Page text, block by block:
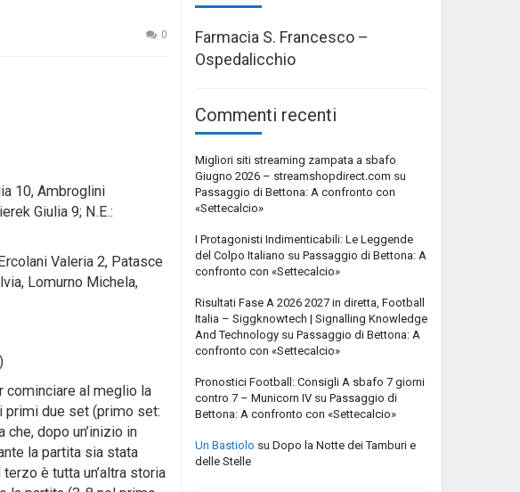
0
10, Ambroglini
Giulia 9; N.E.:
Valeria 2, Patasce
Lomurno Michela,
cominciare al meglio la
primi due set (primo set:
dopo un’inizio in
la partita sia stata
è tutta un’altra storia
Farmacia S. Francesco –
Ospedalicchio
Commenti recenti
Migliori siti streaming zampata a sbafo
Giugno 2026 – streamshopdirect.com su
Passaggio di Bettona: A confronto con
«Settecalcio»
I Protagonisti Indimenticabili: Le Leggende
del Colpo Italiano su Passaggio di Bettona: A
confronto con «Settecalcio»
Risultati Fase A 2026 2027 in diretta, Football
Italia – Siggknowtech | Signalling Knowledge
And Technology su Passaggio di Bettona: A
confronto con «Settecalcio»
Pronostici Football: Consigli A sbafo 7 giorni
contro 7 – Municorn IV su Passaggio di
Bettona: A confronto con «Settecalcio»
Un Bastiolo su Dopo la Notte dei Tamburi e
delle Stelle